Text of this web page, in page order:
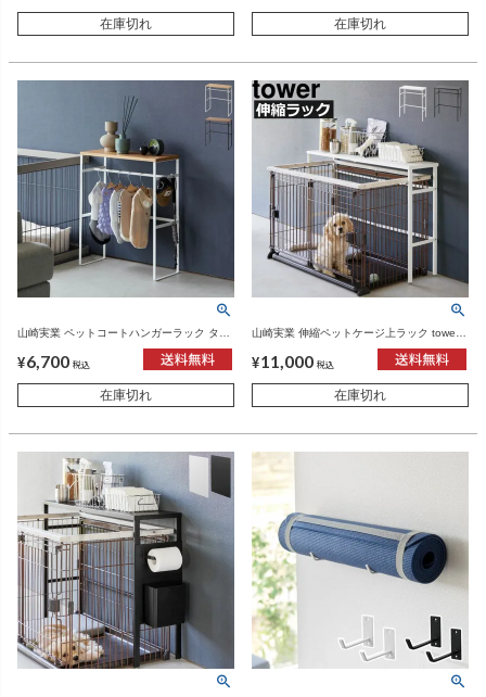
在庫切れ 在庫切れ
山崎実業 ペットコートハンガーラック タワ
¥6,700 税込
在庫切れ
山崎実業 伸縮ペットケージ上ラック tower |
¥11,000 税込
在庫切れ